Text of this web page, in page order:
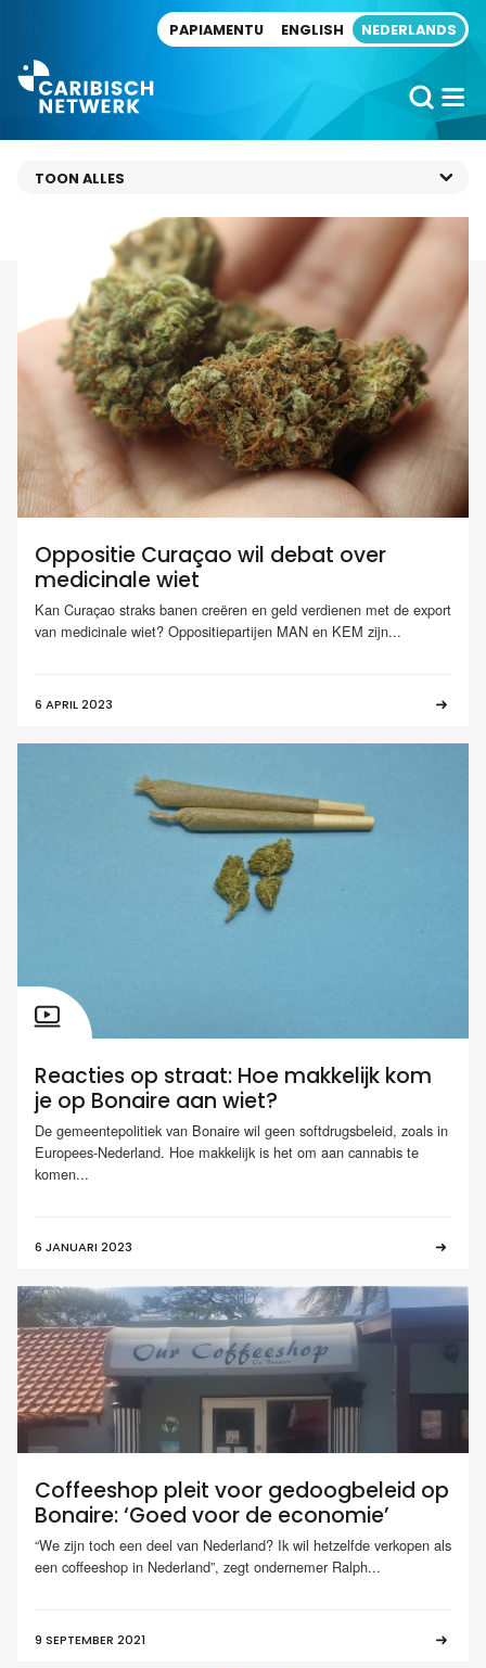
PAPIAMENTU ENGLISH NEDERLANDS
Oppositie Curaçao wil debat over
medicinale wiet
Kan Curaçao straks banen creëren en geld verdienen met de export
van medicinale wiet? Oppositiepartijen MAN en KEM zijn...
6 APRIL 2023
Reacties op straat: Hoe makkelijk kom
je op Bonaire aan wiet?
De gemeentepolitiek van Bonaire wil geen softdrugsbeleid, zoals in
Europees-Nederland. Hoe makkelijk is het om aan cannabis te
komen...
6 JANUARI 2023
Coffeeshop pleit voor gedoogbeleid op
Bonaire: ‘Goed voor de economie’
“We zijn toch een deel van Nederland? Ik wil hetzelfde verkopen als
een coffeeshop in Nederland”, zegt ondernemer Ralph...
9 SEPTEMBER 2021